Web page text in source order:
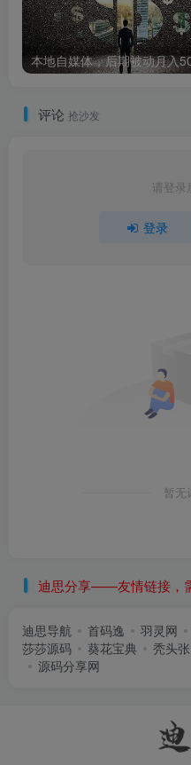
评论 抢沙发
请登录
登录
暂无
迪思分享——友情链接，
迪思导航 首码逸 羽灵网
莎莎源码
葵花宝典 秃头张
源码分享网